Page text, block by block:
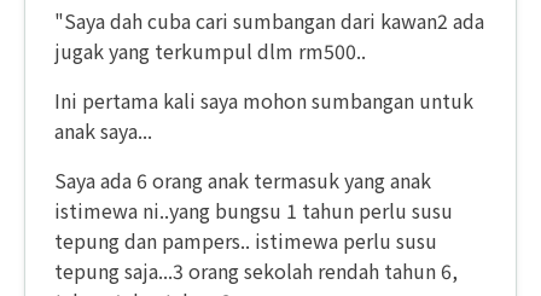
"Saya dah cuba cari sumbangan dari kawan2 ada
jugak yang terkumpul dlm rm500..
Ini pertama kali saya mohon sumbangan untuk
anak saya...
Saya ada 6 orang anak termasuk yang anak
istimewa ni..yang bungsu 1 tahun perlu susu
tepung dan pampers.. istimewa perlu susu
tepung saja...3 orang sekolah rendah tahun 6,